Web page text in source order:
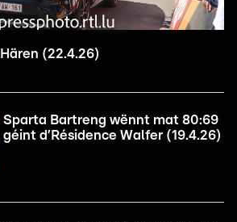
(22.4.26)
Sparta Bartreng wënnt mat 80:69
géint d’Résidence Walfer (19.4.26)